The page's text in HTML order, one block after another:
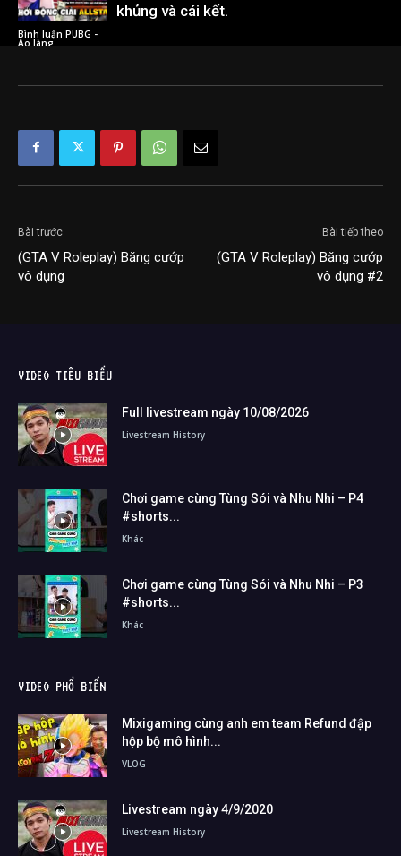
Bình luận PUBG -
Ao làng
khủng và cái kết.
Bài trước
(GTA V Roleplay) Băng cướp
vô dụng
Bài tiếp theo
(GTA V Roleplay) Băng cướp
vô dụng #2
VIDEO TIÊU BIỂU
Full livestream ngày 10/08/2026
Livestream History
Chơi game cùng Tùng Sói và Nhu Nhi – P4
#shorts...
Khác
Chơi game cùng Tùng Sói và Nhu Nhi – P3
#shorts...
Khác
VIDEO PHỔ BIẾN
Mixigaming cùng anh em team Refund đập
hộp bộ mô hình...
VLOG
Livestream ngày 4/9/2020
Livestream History